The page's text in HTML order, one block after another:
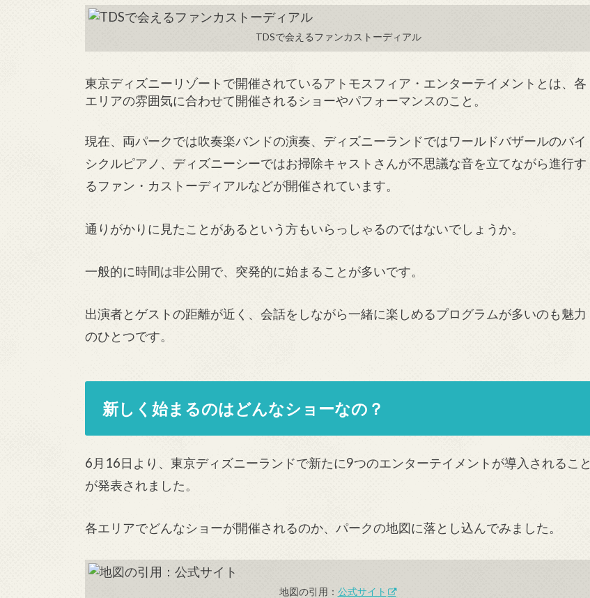
TDSで会えるファンカストーディアル
東京ディズニーリゾートで開催されているアトモスフィア・エンターテイメントとは、各
エリアの雰囲気に合わせて開催されるショーやパフォーマンスのこと。
現在、両パークでは吹奏楽バンドの演奏、ディズニーランドではワールドバザールのバイ
シクルピアノ、ディズニーシーではお掃除キャストさんが不思議な音を立てながら進行す
るファン・カストーディアルなどが開催されています。
通りがかりに見たことがあるという方もいらっしゃるのではないでしょうか。
一般的に時間は非公開で、突発的に始まることが多いです。
出演者とゲストの距離が近く、会話をしながら一緒に楽しめるプログラムが多いのも魅力
のひとつです。
新しく始まるのはどんなショーなの？
6月16日より、東京ディズニーランドで新たに9つのエンターテイメントが導入されること
が発表されました。
各エリアでどんなショーが開催されるのか、パークの地図に落とし込んでみました。
地図の引用： 公式サイト